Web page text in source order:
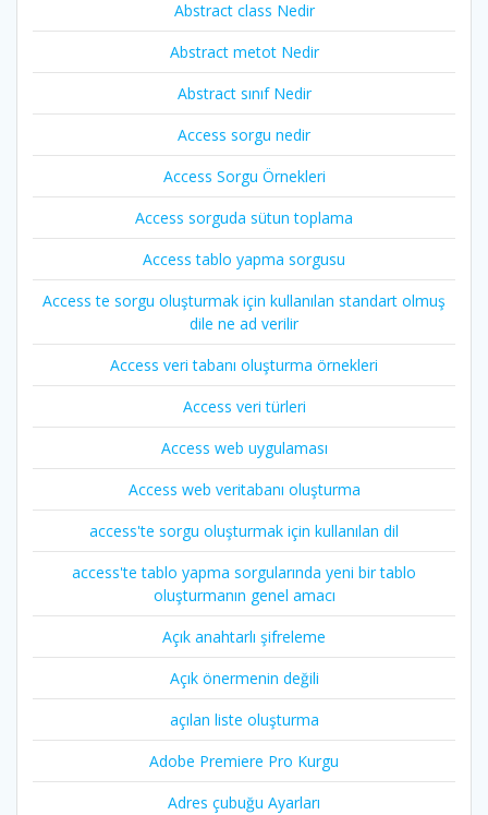
Abstract class Nedir
Abstract metot Nedir
Abstract sınıf Nedir
Access sorgu nedir
Access Sorgu Örnekleri
Access sorguda sütun toplama
Access tablo yapma sorgusu
Access te sorgu oluşturmak için kullanılan standart olmuş
dile ne ad verilir
Access veri tabanı oluşturma örnekleri
Access veri türleri
Access web uygulaması
Access web veritabanı oluşturma
access'te sorgu oluşturmak için kullanılan dil
access'te tablo yapma sorgularında yeni bir tablo
oluşturmanın genel amacı
Açık anahtarlı şifreleme
Açık önermenin değili
açılan liste oluşturma
Adobe Premiere Pro Kurgu
Adres çubuğu Ayarları